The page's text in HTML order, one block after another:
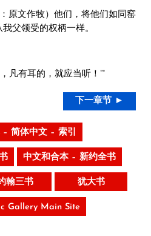
原文作牧）他们，将他们如同窑
父领受的权柄一样。
凡有耳的，就应当听！’”
下一章节 ►
简体中文 – 索引
中文和合本 – 新约全书
翰三书 犹大书
Gallery Main Site